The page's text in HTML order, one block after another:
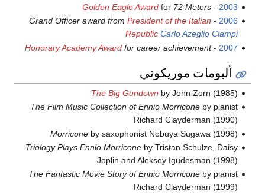
2003
-
Golden Eagle Awardfor 72 Meters
2006
-
Grand Officer award fromPresident of the Italian
Republic Carlo Azeglio Ciampi
2007
-
Honorary Academy Awardfor career achievement
ألبومات موريكوني
The Big Gundownby John Zorn (1985)
The Film Music Collection of Ennio Morriconeby pianist
Richard Clayderman (1990)
Morriconeby saxophonist Nobuya Sugawa (1998)
Triology Plays Ennio Morriconeby Tristan Schulze, Daisy
Joplin and Aleksey Igudesman (1998)
The Fantastic Movie Story of Ennio Morriconeby pianist
Richard Clayderman (1999)